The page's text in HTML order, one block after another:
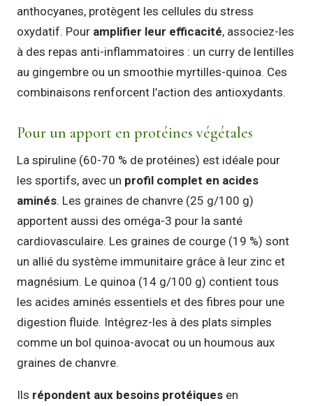
anthocyanes, protègent les cellules du stress
oxydatif. Pour amplifier leur efficacité, associez-les
à des repas anti-inflammatoires : un curry de lentilles
au gingembre ou un smoothie myrtilles-quinoa. Ces
combinaisons renforcent l’action des antioxydants.
Pour un apport en protéines végétales
La spiruline (60-70 % de protéines) est idéale pour
les sportifs, avec un profil complet en acides
aminés. Les graines de chanvre (25 g/100 g)
apportent aussi des oméga-3 pour la santé
cardiovasculaire. Les graines de courge (19 %) sont
un allié du système immunitaire grâce à leur zinc et
magnésium. Le quinoa (14 g/100 g) contient tous
les acides aminés essentiels et des fibres pour une
digestion fluide. Intégrez-les à des plats simples
comme un bol quinoa-avocat ou un houmous aux
graines de chanvre.
Ils répondent aux besoins protéiques en